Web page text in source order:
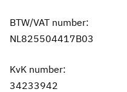
BTW/VAT number:
NL825504417B03
KvK number:
34233942